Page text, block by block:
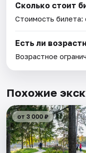
Сколько стоит
Стоимость билета:
Есть ли
Возрастное
Похожие
от 3 000 ₽